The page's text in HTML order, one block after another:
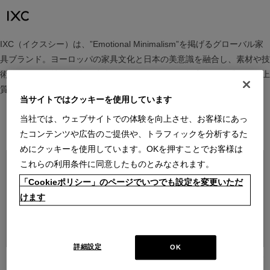
IXC（イクスシー）は、”Emotional Minimalism”を掲げるグローバル家
具ブランド。ヨーロッパの家具文化と日本の美意識を融合し、素材や技
術を活かした持続可能で洗練されたインテリアを提案。長く愛される上
質な暮らしを届けます。
ブランド紹介を見る
当サイトではクッキーを使用しています
当社では、ウェブサイトでの体験を向上させ、お客様にあっ
たコンテンツや広告のご提供や、トラフィックを分析するた
めにクッキーを使用しています。OKを押すことでお客様は
これらの利用条件に同意したものとみなされます。
「Cookieポリシー」のページでいつでも設定を変更いただ
けます
OK
詳細設定